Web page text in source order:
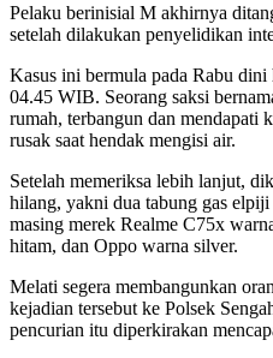
Pelaku berinisial M akhirnya
setelah dilakukan penyelidikan
Kasus ini bermula pada Rabu
04.45 WIB. Seorang saksi
rumah, terbangun dan mendapati
rusak saat hendak mengisi air.
Setelah memeriksa lebih lanjut,
hilang, yakni dua tabung gas
masing merek Realme C75x
hitam, dan Oppo warna silver.
Melati segera membangunkan
kejadian tersebut ke Polsek
pencurian itu diperkirakan